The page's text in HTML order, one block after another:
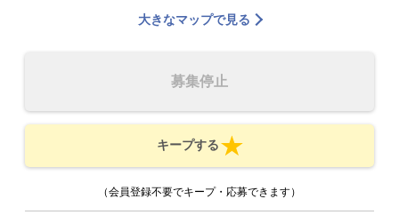
大きなマップで見る
募集停止
キープする
（会員登録不要でキープ・応募できます）